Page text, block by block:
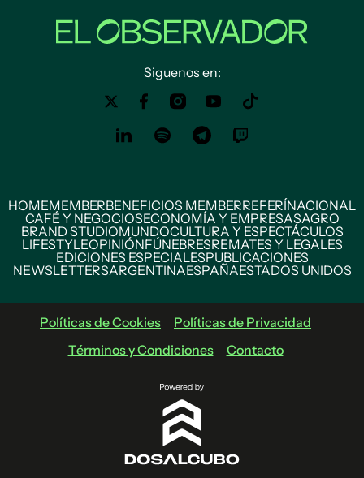
Siguenos en:
HOMEMEMBERBENEFICIOS MEMBERREFERÍNACIONAL
CAFÉ Y NEGOCIOSECONOMÍA Y EMPRESASAGRO
BRAND STUDIOMUNDOCULTURA Y ESPECTÁCULOS
LIFESTYLEOPINIÓNFÚNEBRESREMATES Y LEGALES
EDICIONES ESPECIALESPUBLICACIONES
NEWSLETTERSARGENTINAESPAÑAESTADOS UNIDOS
Políticas de Cookies
Políticas de Privacidad
Términos y Condiciones
Contacto